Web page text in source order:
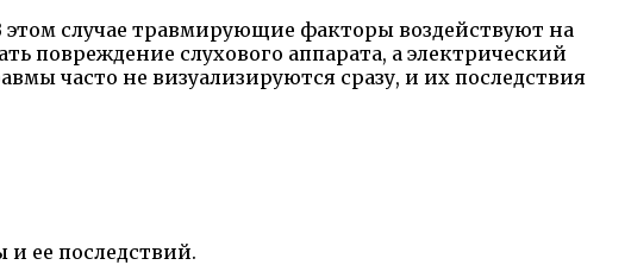
случае травмирующие факторы воздействуют на
повреждение слухового аппарата, а электрический
часто не визуализируются сразу, и их последствия
ее последствий.